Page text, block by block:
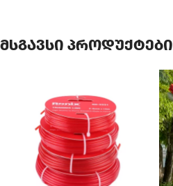
მსგავსი პროდუქტები